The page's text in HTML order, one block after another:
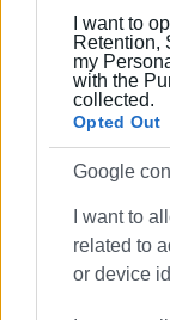
I want to
Retention,
my
with the
collected.
Opted Out
Google
I want to
related to
or device